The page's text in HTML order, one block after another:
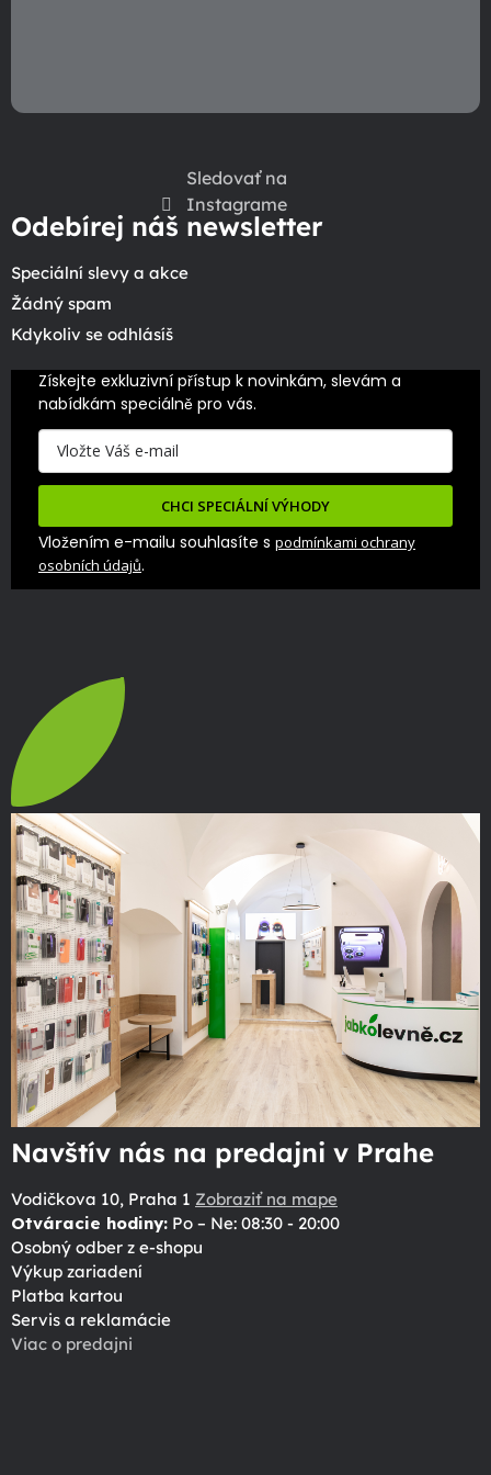
Sledovať na
Instagrame
Odebírej náš newsletter
Speciální slevy a akce
Žádný spam
Kdykoliv se odhlásíš
Získejte exkluzivní přístup k novinkám, slevám a
nabídkám speciálně pro vás.
CHCI SPECIÁLNÍ VÝHODY
Vložením e-mailu souhlasíte s podmínkami ochrany
osobních údajů.
Navštív nás na predajni v Prahe
Vodičkova 10, Praha 1 Zobraziť na mape
Otváracie hodiny: Po – Ne: 08:30 - 20:00
Osobný odber z e-shopu
Výkup zariadení
Platba kartou
Servis a reklamácie
Viac o predajni